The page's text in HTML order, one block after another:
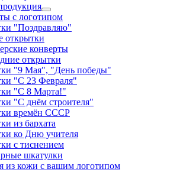
с логотипом
"Поздравляю"
открытки
конверты
открытки
"9 Мая", "День победы"
"С 23 Февраля"
"С 8 Марта!"
"С днём строителя"
времён СССР
из бархата
ко Дню учителя
с тиснением
шкатулки
из кожи с вашим логотипом